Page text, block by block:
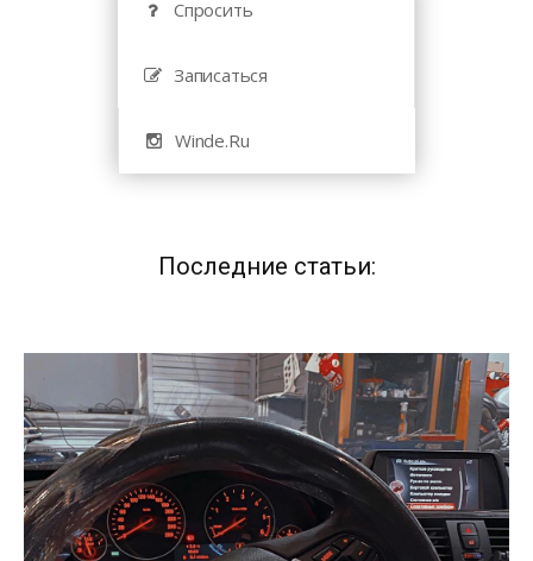
Спросить
Записаться
Winde.Ru
Последние статьи: